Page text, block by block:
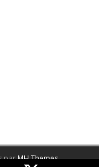
parMH Themes